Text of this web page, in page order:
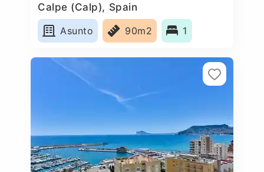
Calpe (Calp), Spain
Asunto
90m2 1